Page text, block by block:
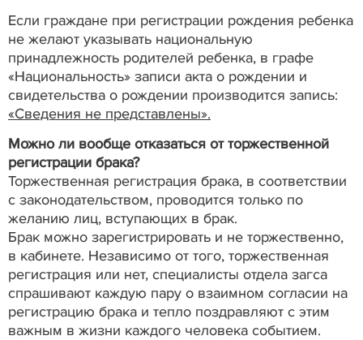
Если граждане при регистрации рождения ребенка
не желают указывать национальную
принадлежность родителей ребенка, в графе
«Национальность» записи акта о рождении и
свидетельства о рождении производится запись:
«Сведения не представлены».
Можно ли вообще отказаться от торжественной
регистрации брака?
Торжественная регистрация брака, в соответствии
с законодательством, проводится только по
желанию лиц, вступающих в брак.
Брак можно зарегистрировать и не торжественно,
в кабинете. Независимо от того, торжественная
регистрация или нет, специалисты отдела загса
спрашивают каждую пару о взаимном согласии на
регистрацию брака и тепло поздравляют с этим
важным в жизни каждого человека событием.